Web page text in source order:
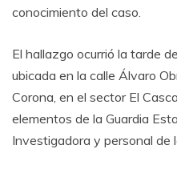
conocimiento del caso.
El hallazgo ocurrió la tarde
ubicada en la calle Álvaro
Corona, en el sector El
elementos de la Guardia
Investigadora y personal de